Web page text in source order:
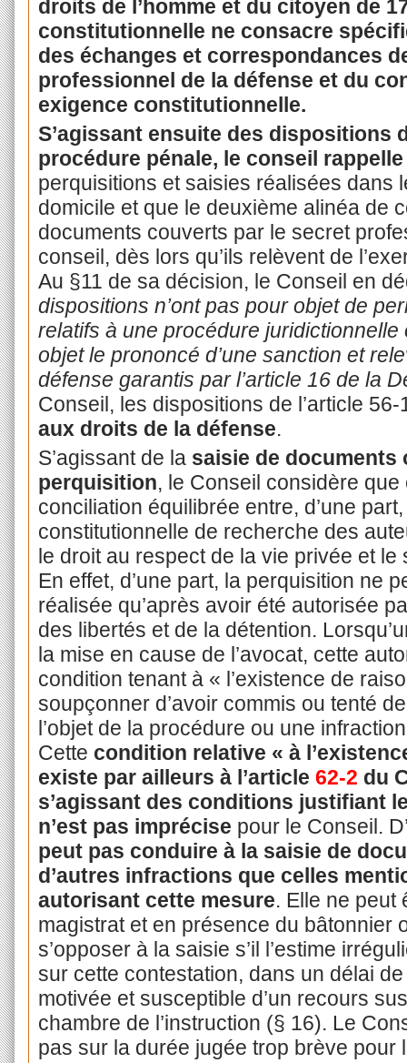
droits de l’homme et du citoyen de
constitutionnelle ne consacre
des échanges et correspondances
professionnel de la défense et du
exigence constitutionnelle.
S’agissant ensuite des dispositions
procédure pénale, le conseil
perquisitions et saisies réalisées dans
domicile et que le deuxième alinéa de
documents couverts par le secret
conseil, dès lors qu’ils relèvent de
Au §11 de sa décision, le Conseil en
dispositions n’ont pas pour objet de
relatifs à une procédure
objet le prononcé d’une sanction et
défense garantis par l’article 16 de la
Conseil, les dispositions de l’article
aux droits de la défense.
S’agissant de la saisie de documents
perquisition, le Conseil considère
conciliation équilibrée entre, d’une
constitutionnelle de recherche des
le droit au respect de la vie privée et
En effet, d’une part, la perquisition ne
réalisée qu’après avoir été autorisée
des libertés et de la détention.
la mise en cause de l’avocat, cette
condition tenant à « l’existence de
soupçonner d’avoir commis ou tenté
l’objet de la procédure ou une
Cette condition relative « à
existe par ailleurs à l’article 62-2 du
s’agissant des conditions justifiant
n’est pas imprécise pour le Conseil.
peut pas conduire à la saisie de
d’autres infractions que celles
autorisant cette mesure. Elle ne peut
magistrat et en présence du bâtonnier
s’opposer à la saisie s’il l’estime
sur cette contestation, dans un délai
motivée et susceptible d’un recours
chambre de l’instruction (§ 16). Le
pas sur la durée jugée trop brève pour